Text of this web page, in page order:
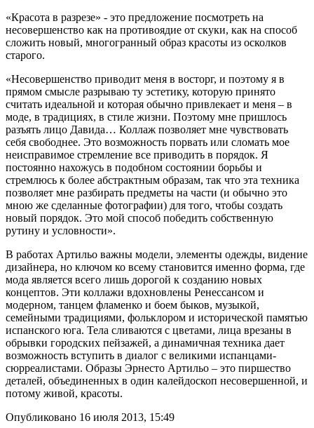
«Красота в разрезе» - это предложение посмотреть на
несовершенство как на противоядие от скуки, как на способ
сложить новый, многогранный образ красоты из осколков
старого.
«Несовершенство приводит меня в восторг, и поэтому я в
прямом смысле разрываю ту эстетику, которую принято
считать идеальной и которая обычно привлекает и меня – в
моде, в традициях, в стиле жизни. Поэтому мне пришлось
разъять лицо Давида… Коллаж позволяет мне чувствовать
себя свободнее. Это возможность порвать или сломать мое
неисправимое стремление все приводить в порядок. Я
постоянно нахожусь в подобном состоянии борьбы и
стремлюсь к более абстрактным образам, так что эта техника
позволяет мне разбирать предметы на части (и обычно это
мною же сделанные фотографии) для того, чтобы создать
новый порядок. Это мой способ победить собственную
рутину и условности».
В работах Артильо важны модели, элементы одежды, видение
дизайнера, но ключом ко всему становится именно форма, где
мода является всего лишь дорогой к созданию новых
концептов. Эти коллажи вдохновлены Ренессансом и
модерном, танцем фламенко и боем быков, музыкой,
семейными традициями, фольклором и исторической памятью
испанского юга. Тела сливаются с цветами, лица врезаны в
обрывки городских пейзажей, а динамичная техника дает
возможность вступить в диалог с великими испанцами-
сюрреалистами. Образы Эрнесто Артильо – это пиршество
деталей, объединенных в один калейдоскоп несовершенной, и
потому живой, красоты.
Опубликовано 16 июля 2013, 15:49